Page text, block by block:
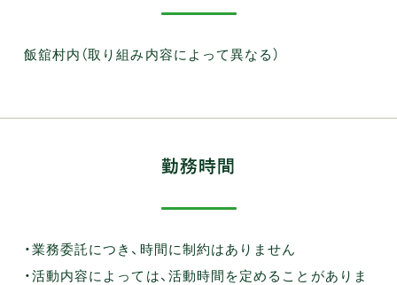
飯舘村内（取り組み内容によって異なる）
勤務時間
・業務委託につき、時間に制約はありません
・活動内容によっては、活動時間を定めることがありま